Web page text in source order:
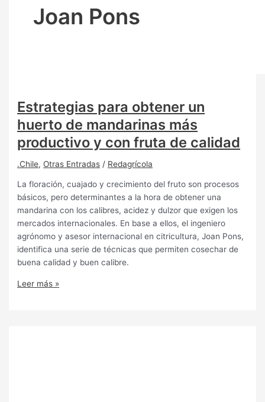
Joan Pons
Estrategias para obtener un
huerto de mandarinas más
productivo y con fruta de calidad
.Chile, Otras Entradas / Redagrícola
La floración, cuajado y crecimiento del fruto son procesos
básicos, pero determinantes a la hora de obtener una
mandarina con los calibres, acidez y dulzor que exigen los
mercados internacionales. En base a ellos, el ingeniero
agrónomo y asesor internacional en citricultura, Joan Pons,
identifica una serie de técnicas que permiten cosechar de
buena calidad y buen calibre.
Leer más »